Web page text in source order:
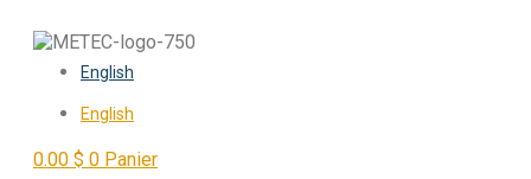
English
English
0.00 $ 0 Panier